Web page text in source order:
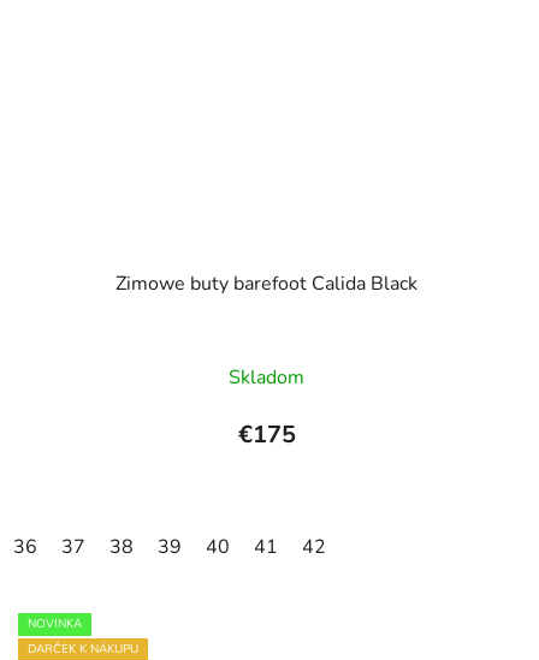
Zimowe buty barefoot Calida Black
Skladom
€175
36 37 38 39 40 41 42
NOVINKA
DARČEK K NÁKUPU